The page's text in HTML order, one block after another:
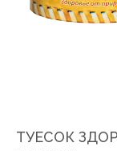
ТУЕСОК